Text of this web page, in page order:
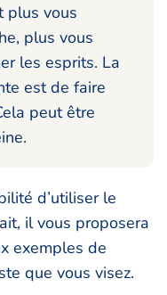
plus vous
plus vous
les esprits. La
est de faire
peut être
d’utiliser le
il vous proposera
exemples de
que vous visez.